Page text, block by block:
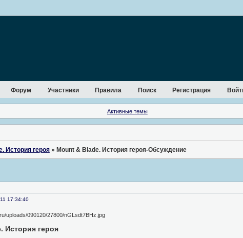
Форум Участники Правила Поиск Регистрация
Активные темы
История героя » Mount & Blade. История героя-Обсуждение
17:34:40
История героя